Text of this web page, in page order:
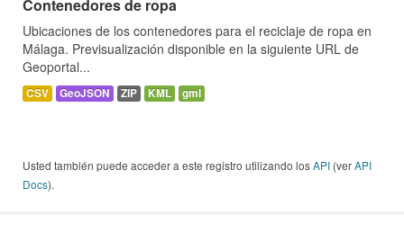
Contenedores de ropa
Ubicaciones de los contenedores para el reciclaje de ropa en
Málaga. Previsualización disponible en la siguiente URL de
Geoportal...
CSV GeoJSON ZIP KML gml
Usted también puede acceder a este registro utilizando losAPI (verAPI
Docs).